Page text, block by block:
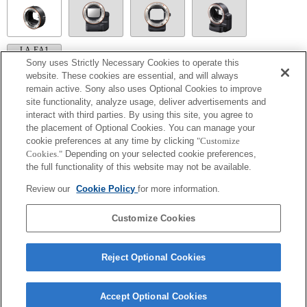
LA-EA1
LA-EA5
มีใช้งานพร้อมอะแดปเตอร์เมาส์
นอกเหนือจากโหมด A (กำหนดค่าช่องรับแสง), S (กำหนดความเร็วชัตเตอร์),
และ M (แมนนวล) แล้ว คุณไม่สามารถปรับช่องรับแสงในระหว่างการบันทึกภาพ
เคลื่อนไหวได้
ทำงานโดยอัตโนมัติเมื่อคุณหมุนวงแหวนปรับโฟกัส คุณสามารถขยายภาพด้วย
การเลือกฟังก์ชัน [การขยายโฟกัส] หรือ [assist MF] ให้กับปุ่มใด ๆ ใน "การตั้งค่า
Sony uses Strictly Necessary Cookies to operate this
website. These cookies are essential, and will always
remain active. Sony also uses Optional Cookies to improve
site functionality, analyze usage, deliver advertisements and
interact with third parties. By using this site, you agree to
the placement of Optional Cookies. You can manage your
cookie preferences at any time by clicking "Customize
Cookies." Depending on your selected cookie preferences,
the full functionality of this website may not be available.
Review our Cookie Policyfor more information.
Customize Cookies
Reject Optional Cookies
Accept Optional Cookies